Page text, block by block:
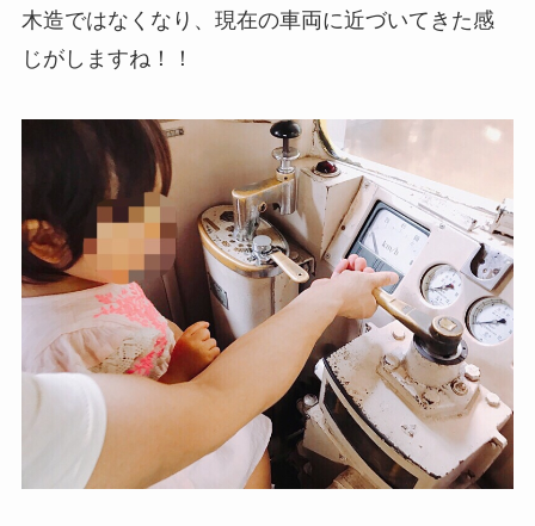
木造ではなくなり、現在の車両に近づいてきた感
じがしますね！！